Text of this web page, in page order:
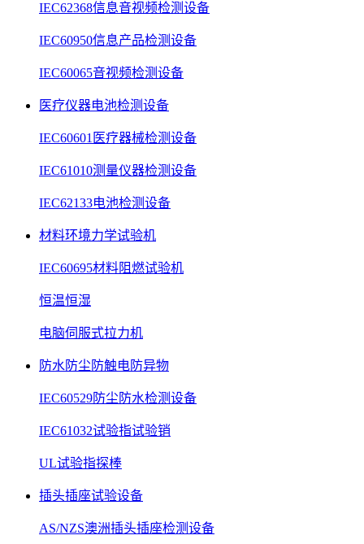
IEC62368信息音视频检测设备
IEC60950信息产品检测设备
IEC60065音视频检测设备
医疗仪器电池检测设备
IEC60601医疗器械检测设备
IEC61010测量仪器检测设备
IEC62133电池检测设备
材料环境力学试验机
IEC60695材料阻燃试验机
恒温恒湿
电脑伺服式拉力机
防水防尘防触电防异物
IEC60529防尘防水检测设备
IEC61032试验指试验销
UL试验指探棒
插头插座试验设备
AS/NZS澳洲插头插座检测设备